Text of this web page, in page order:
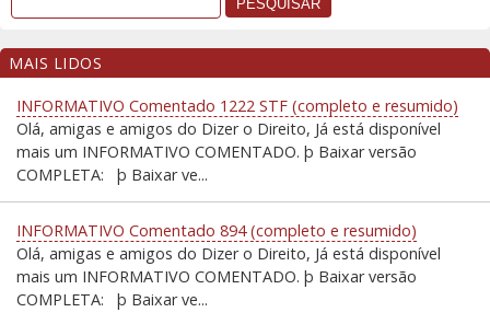
MAIS LIDOS
INFORMATIVO Comentado 1222 STF (completo e resumido)
Olá, amigas e amigos do Dizer o Direito, Já está disponível
mais um INFORMATIVO COMENTADO. þ Baixar versão
COMPLETA: þ Baixar ve...
INFORMATIVO Comentado 894 (completo e resumido)
Olá, amigas e amigos do Dizer o Direito, Já está disponível
mais um INFORMATIVO COMENTADO. þ Baixar versão
COMPLETA: þ Baixar ve...